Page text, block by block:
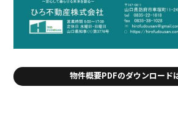
物件概要PDFのダウンロード